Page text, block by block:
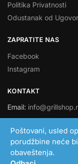
Poštovani, usled
porudžbine neće
obaveštenja.
Politika Privatnosti
Odustanak od
ZAPRATITE NAS
Facebook
Instagram
KONTAKT
Email:
SMART LINK DOO
PIB: 108705193
MB: 21051306